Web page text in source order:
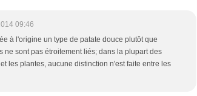
09:46
à l'origine un type de patate douce plutôt que
ne sont pas étroitement liés; dans la plupart des
les plantes, aucune distinction n'est faite entre les